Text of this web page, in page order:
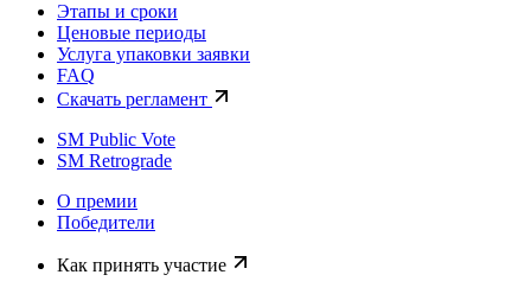
Этапы и сроки
Ценовые периоды
Услуга упаковки заявки
FAQ
Скачать регламент
SM Public Vote
SM Retrograde
О премии
Победители
Как принять участие